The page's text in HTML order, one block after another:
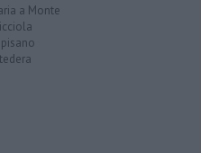
a Monte